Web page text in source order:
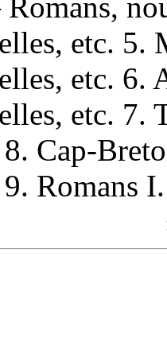
etc.
etc.
etc.
8. Cap-
Romans